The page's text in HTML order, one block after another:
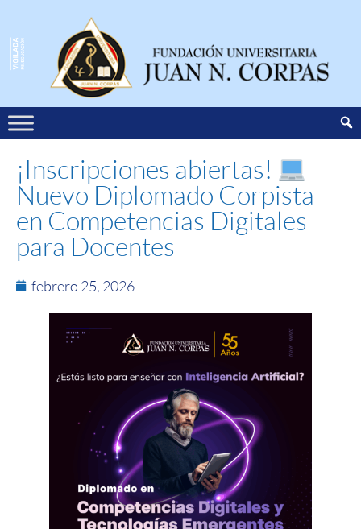
¡Inscripciones abiertas!
Nuevo Diplomado Corpista
en Competencias Digitales
para Docentes
febrero 25, 2026